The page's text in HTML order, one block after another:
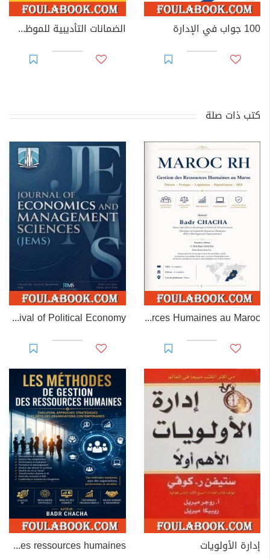
100 جواب في الإدارة الضمانات التأديبية للموظف العام
كتب ذات صلة
MAROC RH – Gestion des Ressources Humaines au Maroc
The Missing Measure: A Contribution to the Revival of Political Economy
إدارة الأولويات Les méthodes de gestion des ressources humaines